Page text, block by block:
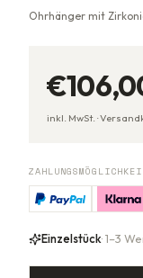
Ohrhänger mit
inkl. MwSt. ·
Einzelstück· 1–3